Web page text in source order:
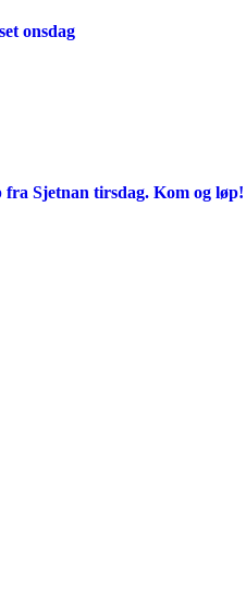
onsdag
Sjetnan tirsdag. Kom og løp!